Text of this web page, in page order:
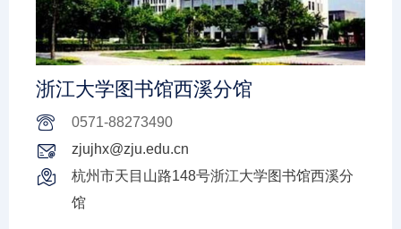
浙江大学图书馆西溪分馆
0571-88273490
zjujhx@zju.edu.cn
杭州市天目山路148号浙江大学图书馆西溪分
馆